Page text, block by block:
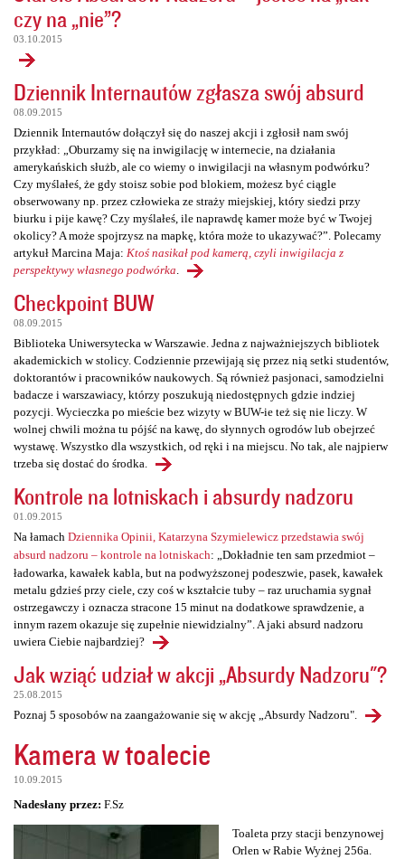
czy na „nie”?
03.10.2015
Dziennik Internautów zgłasza swój absurd
08.09.2015
Dziennik Internautów dołączył się do naszej akcji i zgłosił nam swój
przykład: „Oburzamy się na inwigilację w internecie, na działania
amerykańskich służb, ale co wiemy o inwigilacji na własnym podwórku?
Czy myślałeś, że gdy stoisz sobie pod blokiem, możesz być ciągle
obserwowany np. przez człowieka ze straży miejskiej, który siedzi przy
biurku i pije kawę? Czy myślałeś, ile naprawdę kamer może być w Twojej
okolicy? A może spojrzysz na mapkę, która może to ukazywać?”. Polecamy
artykuł Marcina Maja: Ktoś nasikał pod kamerą, czyli inwigilacja z
perspektywy własnego podwórka
Checkpoint BUW
08.09.2015
Biblioteka Uniwersytecka w Warszawie. Jedna z najważniejszych bibliotek
akademickich w stolicy. Codziennie przewijają się przez nią setki studentów,
doktorantów i pracowników naukowych. Są również pasjonaci, samodzielni
badacze i warszawiacy, którzy poszukują niedostępnych gdzie indziej
pozycji. Wycieczka po mieście bez wizyty w BUW-ie też się nie liczy. W
wolnej chwili można tu pójść na kawę, do słynnych ogrodów lub obejrzeć
wystawę. Wszystko dla wszystkich, od ręki i na miejscu. No tak, ale najpierw
trzeba się dostać do środka.
Kontrole na lotniskach i absurdy nadzoru
01.09.2015
Na łamach Dziennika Opinii, Katarzyna Szymielewicz przedstawia swój
absurd nadzoru – kontrole na lotniskach: „Dokładnie ten sam przedmiot –
ładowarka, kawałek kabla, but na podwyższonej podeszwie, pasek, kawałek
metalu gdzieś przy ciele, czy coś w kształcie tuby – raz uruchamia sygnał
ostrzegawczy i oznacza stracone 15 minut na dodatkowe sprawdzenie, a
innym razem okazuje się zupełnie niewidzialny”. A jaki absurd nadzoru
uwiera Ciebie najbardziej?
Jak wziąć udział w akcji „Absurdy Nadzoru"?
25.08.2015
Poznaj 5 sposobów na zaangażowanie się w akcję „Absurdy Nadzoru".
Kamera w toalecie
10.09.2015
Nadesłany przez: F.Sz
Toaleta przy stacji benzynowej
Orlen w Rabie Wyżnej 256a.